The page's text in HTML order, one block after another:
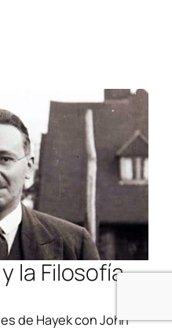
la Filosofía
de Hayek con John